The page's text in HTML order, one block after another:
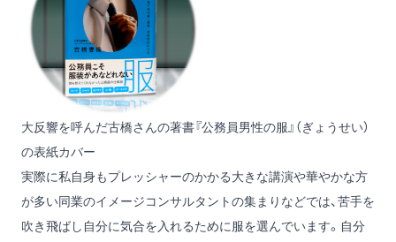
大反響を呼んだ古橋さんの著書『公務員男性の服』（ぎょうせい）
の表紙カバー
実際に私自身もプレッシャーのかかる大きな講演や華やかな方
が多い同業のイメージコンサルタントの集まりなどでは、苦手を
吹き飛ばし自分に気合を入れるために服を選んでいます。自分